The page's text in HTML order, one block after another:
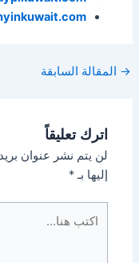
Post
→ المقالة السابقة
اترك تعليقاً
لن يتم نشر عنوان
إليها بـ*
هنا...